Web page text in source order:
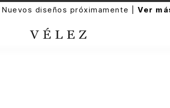
Nuevos diseños próximamente |Ver